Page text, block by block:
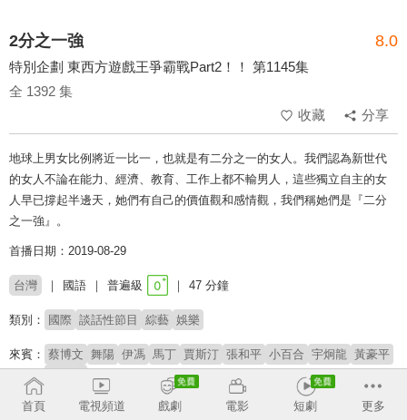
2分之一強 8.0
特別企劃 東西方遊戲王爭霸戰Part2！！ 第1145集
全 1392 集
收藏
分享
地球上男女比例將近一比一，也就是有二分之一的女人。我們認為新世代
的女人不論在能力、經濟、教育、工作上都不輸男人，這些獨立自主的女
人早已撐起半邊天，她們有自己的價值觀和感情觀，我們稱她們是『二分
之一強』。
首播日期：2019-08-29
台灣 國語 普遍級 47 分鐘
類別： 國際 談話性節目 綜藝 娛樂
來賓： 蔡博文 舞陽 伊馮 馬丁 賈斯汀 張和平 小百合 宇炯龍 黃豪平
主持： 梁赫群 小禎
首頁 電視頻道 戲劇 電影 短劇 更多